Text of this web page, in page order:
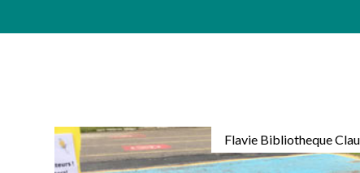
Flavie Bibliotheque